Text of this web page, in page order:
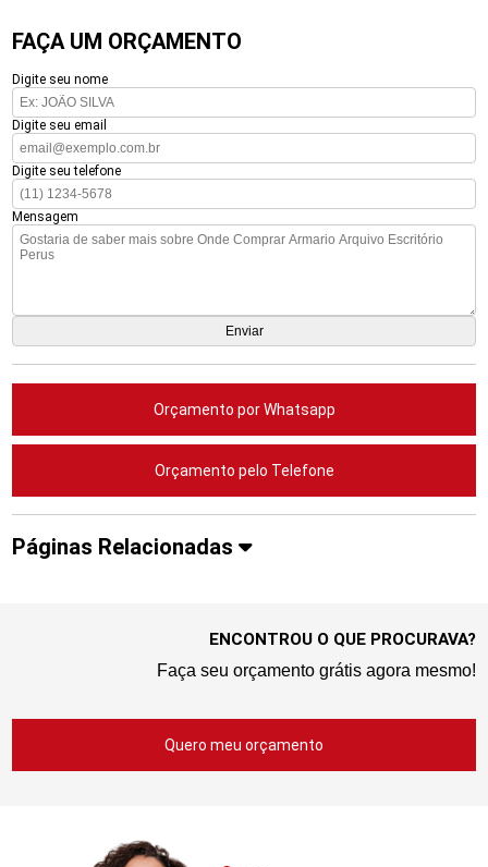
FAÇA UM ORÇAMENTO
Digite seu nome
Digite seu email
Digite seu telefone
Mensagem
Orçamento por Whatsapp
Orçamento pelo Telefone
Páginas Relacionadas
ENCONTROU O QUE PROCURAVA?
Faça seu orçamento grátis agora mesmo!
Quero meu orçamento